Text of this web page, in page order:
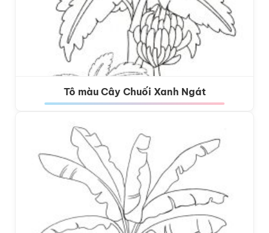
Tô màu Cây Chuối Xanh Ngát